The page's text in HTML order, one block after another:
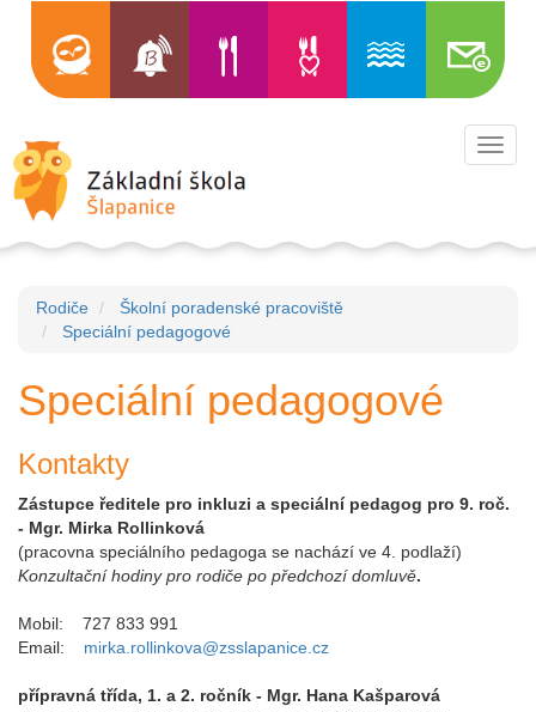
Rodiče
Školní poradenské pracoviště
Speciální pedagogové
Speciální pedagogové
Kontakty
Zástupce ředitele pro inkluzi a speciální pedagog pro 9. roč.
- Mgr. Mirka Rollinková
(pracovna speciálního pedagoga se nachází ve 4. podlaží)
Konzultační hodiny pro rodiče po předchozí domluvě.
Mobil: 727 833 991
Email: mirka.rollinkova@zsslapanice.cz
přípravná třída, 1. a 2. ročník - Mgr. Hana Kašparová